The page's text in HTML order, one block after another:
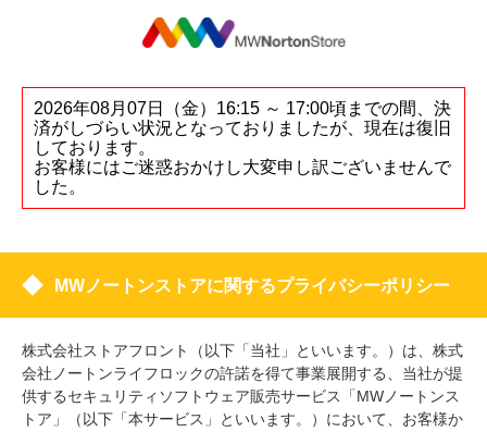
2026年08月07日（金）16:15 ～ 17:00頃までの間、決
済がしづらい状況となっておりましたが、現在は復旧
しております。
お客様にはご迷惑おかけし大変申し訳ございませんで
した。
MWノートンストアに関するプライバシーポリシー
株式会社ストアフロント（以下「当社」といいます。）は、株式
会社ノートンライフロックの許諾を得て事業展開する、当社が提
供するセキュリティソフトウェア販売サービス「MWノートンス
トア」（以下「本サービス」といいます。）において、お客様か